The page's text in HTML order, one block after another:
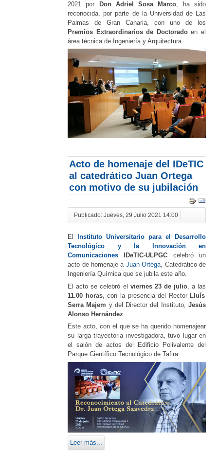
2021 por
Don Adriel Sosa Marco , ha sido
reconocida, por parte de la Universidad de Las
Palmas de Gran Canaria, con uno de los
Premios Extraordinarios de Doctoradoen el
área técnica de Ingeniería y Arquitectura.
Acto de homenaje del IDeTIC
al catedrático Juan Ortega
con motivo de su jubilación
Publicado: Jueves, 29 Julio 2021 14:00
El
Instituto Universitario para el Desarrollo
Tecnológico y la Innovación en
Comunicaciones IDeTIC-ULPGC celebró un
acto de homenaje a Juan Ortega, Catedrático de
Ingeniería Química que se jubila este año.
El acto se celebró el viernes 23 de julio, a las
11.00 horas, con la presencia del Rector Lluís
Serra Majem y del Director del Instituto, Jesús
Alonso Hernández
Este acto, con el que se ha querido homenajear
su larga trayectoria investigadora, tuvo lugar en
el salón de actos del Edificio Polivalente del
Parque Científico Tecnológico de Tafira.
Leer más...